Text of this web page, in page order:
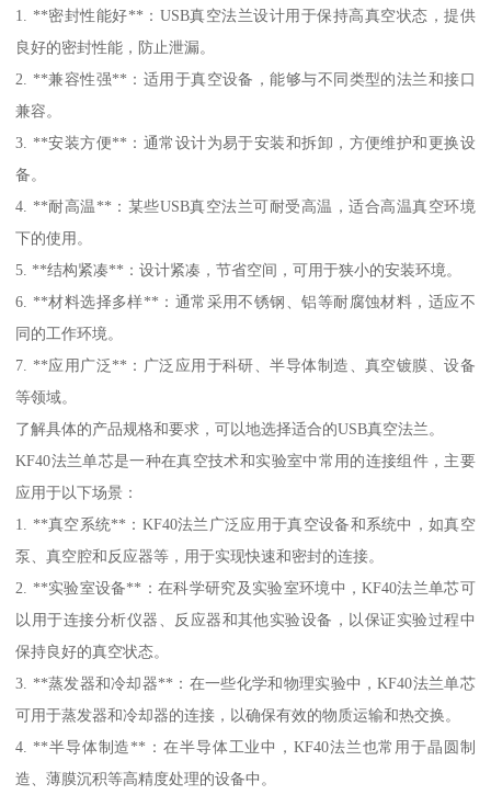
1. **密封性能好**：USB真空法兰设计用于保持高真空状态，提供
良好的密封性能，防止泄漏。
2. **兼容性强**：适用于真空设备，能够与不同类型的法兰和接口
兼容。
3. **安装方便**：通常设计为易于安装和拆卸，方便维护和更换设
备。
4. **耐高温**：某些USB真空法兰可耐受高温，适合高温真空环境
下的使用。
5. **结构紧凑**：设计紧凑，节省空间，可用于狭小的安装环境。
6. **材料选择多样**：通常采用不锈钢、铝等耐腐蚀材料，适应不
同的工作环境。
7. **应用广泛**：广泛应用于科研、半导体制造、真空镀膜、设备
等领域。
了解具体的产品规格和要求，可以地选择适合的USB真空法兰。
KF40法兰单芯是一种在真空技术和实验室中常用的连接组件，主要
应用于以下场景：
1. **真空系统**：KF40法兰广泛应用于真空设备和系统中，如真空
泵、真空腔和反应器等，用于实现快速和密封的连接。
2. **实验室设备**：在科学研究及实验室环境中，KF40法兰单芯可
以用于连接分析仪器、反应器和其他实验设备，以保证实验过程中
保持良好的真空状态。
3. **蒸发器和冷却器**：在一些化学和物理实验中，KF40法兰单芯
可用于蒸发器和冷却器的连接，以确保有效的物质运输和热交换。
4. **半导体制造**：在半导体工业中，KF40法兰也常用于晶圆制
造、薄膜沉积等高精度处理的设备中。